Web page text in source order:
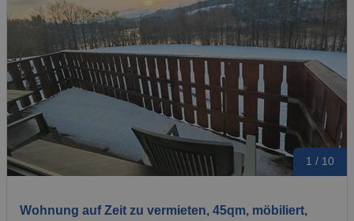
1 / 10
Wohnung auf Zeit zu vermieten, 45qm, möbiliert,